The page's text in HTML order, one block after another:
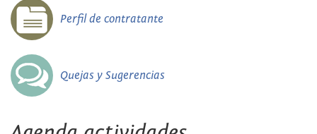
Perfil de contratante
Quejas y Sugerencias